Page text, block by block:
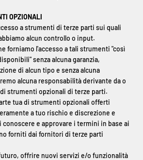
OPZIONALI
a strumenti di terze parti sui quali
alcun controllo o input.
forniamo l'accesso a tali strumenti "così
senza alcuna garanzia,
di alcun tipo e senza alcuna
alcuna responsabilità derivante da o
strumenti opzionali di terze parti.
tua di strumenti opzionali offerti
a tuo rischio e discrezione e
e approvare i termini in base ai
forniti dai fornitori di terze parti
offrire nuovi servizi e/o funzionalità